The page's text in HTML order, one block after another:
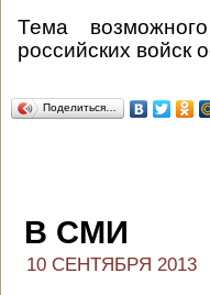
Тема
российских войск
Поделиться…
В СМИ
10 СЕНТЯБРЯ 2013